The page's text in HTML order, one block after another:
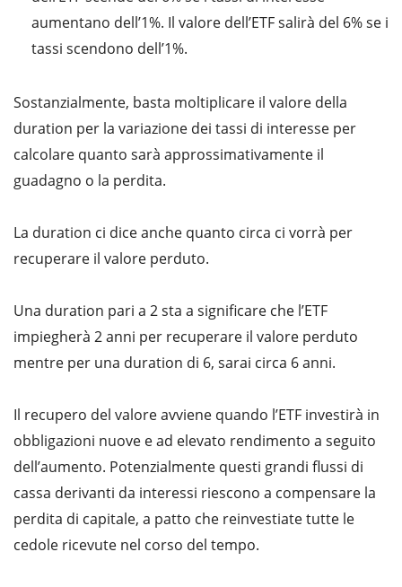
aumentano dell’1%. Il valore dell’ETF salirà del 6% se i
tassi scendono dell’1%.
Sostanzialmente, basta moltiplicare il valore della
duration per la variazione dei tassi di interesse per
calcolare quanto sarà approssimativamente il
guadagno o la perdita.
La duration ci dice anche quanto circa ci vorrà per
recuperare il valore perduto.
Una duration pari a 2 sta a significare che l’ETF
impiegherà 2 anni per recuperare il valore perduto
mentre per una duration di 6, sarai circa 6 anni.
Il recupero del valore avviene quando l’ETF investirà in
obbligazioni nuove e ad elevato rendimento a seguito
dell’aumento. Potenzialmente questi grandi flussi di
cassa derivanti da interessi riescono a compensare la
perdita di capitale, a patto che reinvestiate tutte le
cedole ricevute nel corso del tempo.